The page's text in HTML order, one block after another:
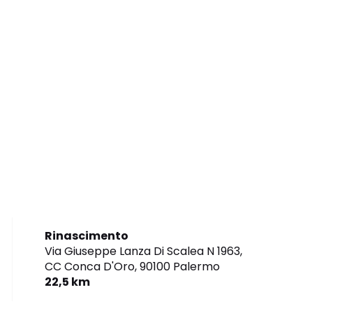
Rinascimento
Via Giuseppe Lanza Di Scalea N 1963,
CC Conca D'Oro,90100 Palermo
22,5 km